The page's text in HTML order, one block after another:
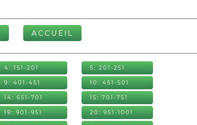
ACCUEIL
4: 151-201 5: 201-251
9: 401-451 10: 451-501
14: 651-701 15: 701-751
19: 901-951 20: 951-1001